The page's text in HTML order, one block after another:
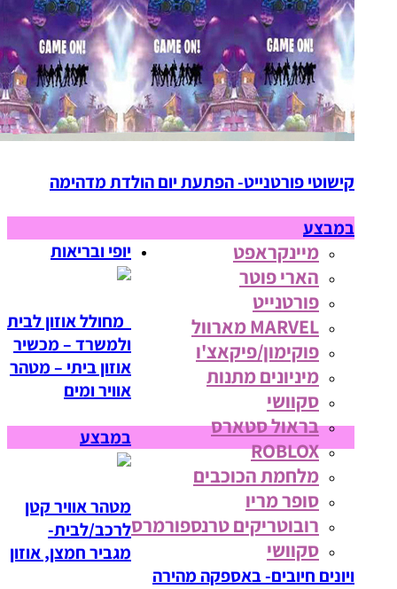
קישוטי פורטנייט- הפתעת יום הולדת מדהימה
במבצע
מיינקראפט
הארי פוטר
פורטנייט
MARVEL מארוול
פוקימון/פיקאצ'ו
מיניונים מתנות
סקוושי
בראול סטארס
ROBLOX
מלחמת הכוכבים
סופר מריו
רובוטריקים טרנספורמרס
סקוושי
יופי ובריאות
מחולל אוזון לבית
ולמשרד – מכשיר
אוזון ביתי – מטהר
אוויר ומים
במבצע
מטהר אוויר קטן
לרכב/לבית-
מגביר חמצן, אוזון
ויונים חיובים- באספקה מהירה